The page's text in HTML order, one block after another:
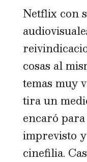
Netflix con
cosas al
temas muy
tira un
encaró
imprevisto
cinefilia.